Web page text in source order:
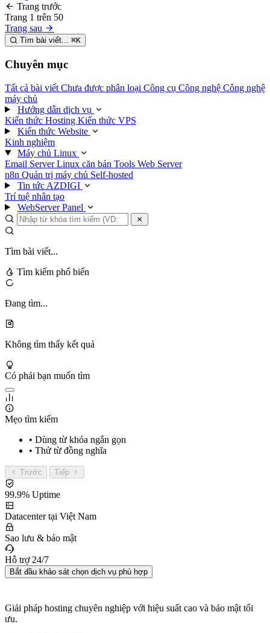
Trang trước
Trang 1 trên 50
Trang sau
Tìm bài viết... ⌘K
Chuyên mục
Tất cả bài viết Chưa được phân loại Công cụ Công nghệ Công nghệ
máy chủ
Hướng dẫn dịch vụ
Kiến thức Hosting Kiến thức VPS
Kiến thức Website
Kinh nghiệm
Máy chủ Linux
Email ServerLinux căn bản Tools Web Server
n8n Quản trị máy chủ Self-hosted
Tin tức AZDIGI
Trí tuệ nhân tạo
WebServer Panel
Tìm bài viết...
Tìm kiếm phổ biến
Đang tìm...
Không tìm thấy kết quả
Có phải bạn muốn tìm
Mẹo tìm kiếm
• Dùng từ khóa ngắn gọn
• Thử từ đồng nghĩa
Trước Tiếp
99.9% Uptime
Datacenter tại Việt Nam
Sao lưu & bảo mật
Hỗ trợ 24/7
Bắt đầu khảo sát chọn dịch vụ phù hợp
Giải pháp hosting chuyên nghiệp với hiệu suất cao và bảo mật tối
ưu.